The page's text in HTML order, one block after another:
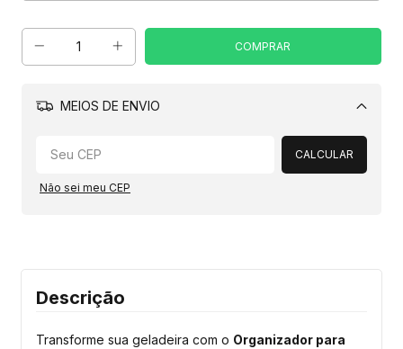
MEIOS DE ENVIO
Alterar CEP
CALCULAR
Não sei meu CEP
Descrição
Transforme sua geladeira com o Organizador para